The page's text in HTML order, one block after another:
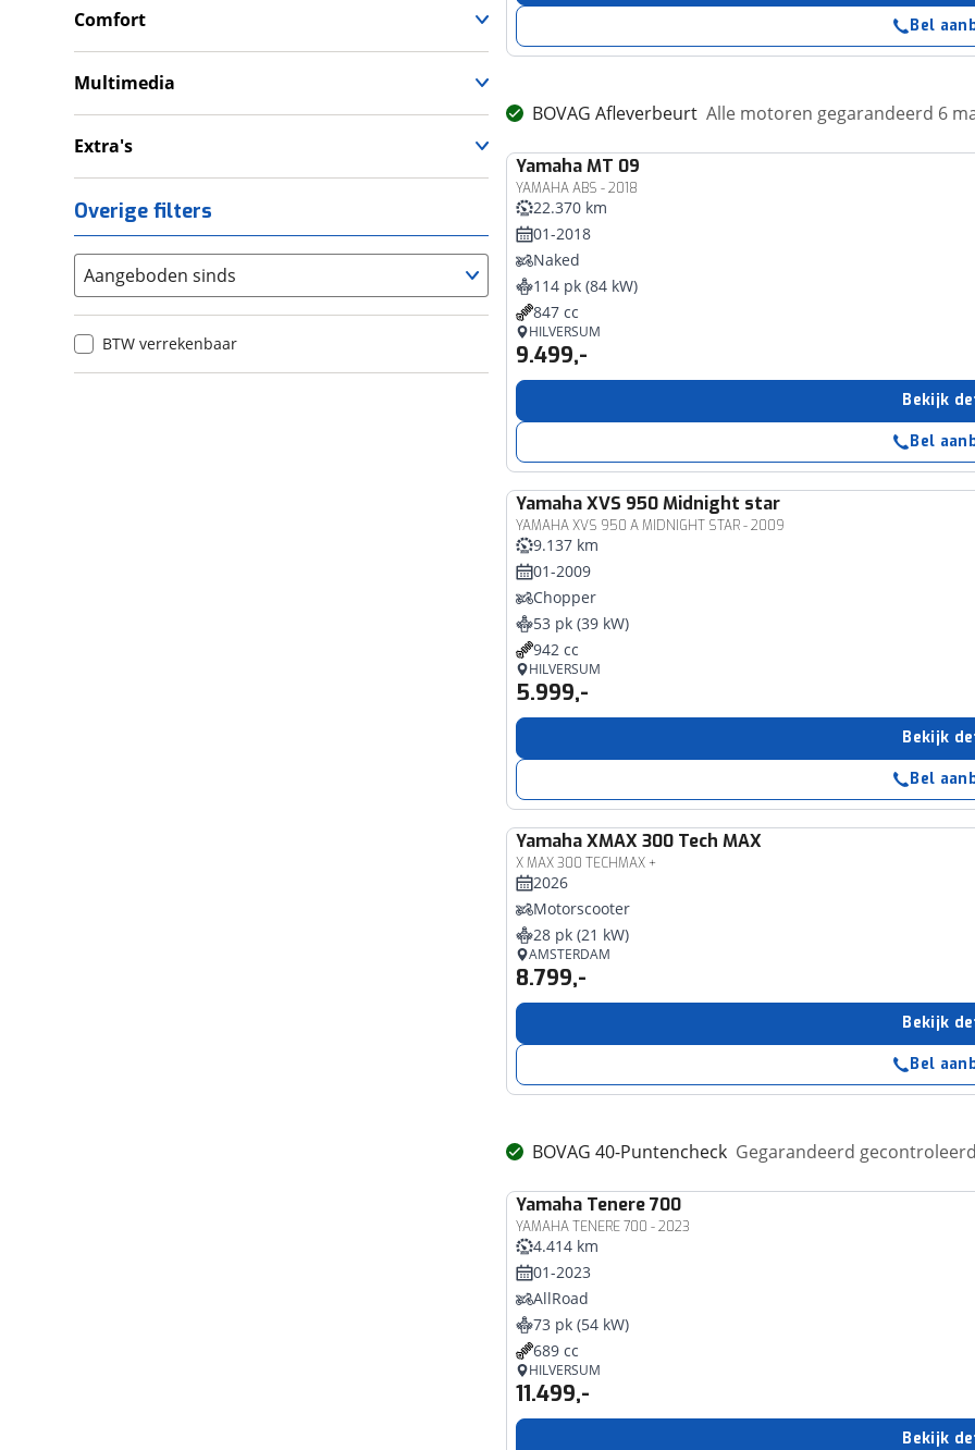
LED verlichting
Valbeugel
Comfort
Gear indicator
Handvatverwarming
Multimedia
Radio
Extra's
Sportuitlaat
Topkoffer
Zijkoffer
Overige filters
Aangeboden sinds
BTW verrekenbaar
Bel
BOVAG Afleverbeurt Alle motoren gegarandeerd 6
Yamaha MT 09
YAMAHA ABS - 2018
22.370 km
01-2018
Naked
114 pk (84 kW)
847 cc
HILVERSUM
9.499,-
Bekijk
Bel
Yamaha XVS 950 Midnight star
YAMAHA XVS 950 A MIDNIGHT STAR - 2009
9.137 km
01-2009
Chopper
53 pk (39 kW)
942 cc
HILVERSUM
5.999,-
Bekijk
Bel
Yamaha XMAX 300 Tech MAX
X MAX 300 TECHMAX +
2026
Motorscooter
28 pk (21 kW)
AMSTERDAM
8.799,-
Bekijk
Bel
BOVAG 40-Puntencheck Gegarandeerd
Yamaha Tenere 700
YAMAHA TENERE 700 - 2023
4.414 km
01-2023
AllRoad
73 pk (54 kW)
689 cc
HILVERSUM
11.499,-
Bekijk